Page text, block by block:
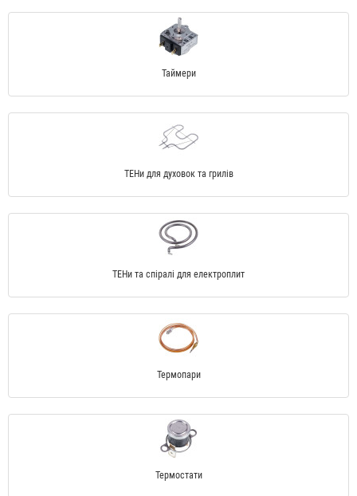
Таймери
ТЕНи для духовок та грилів
ТЕНи та спіралі для електроплит
Термопари
Термостати